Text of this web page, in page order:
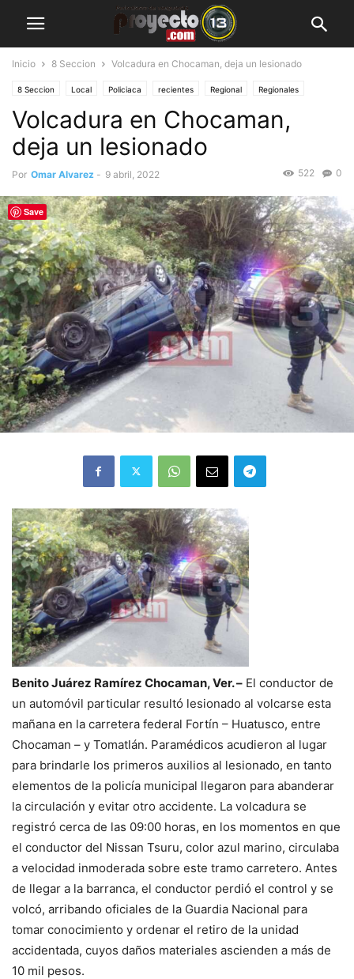
Inicio 8 Seccion Volcadura en Chocaman, deja un lesionado
8 Seccion Local Policiaca recientes Regional Regionales
Volcadura en Chocaman,
deja un lesionado
Por Omar Alvarez - 9 abril, 2022 0
522
Benito Juárez Ramírez Chocaman, Ver. – El conductor de
un automóvil particular resultó lesionado al volcarse esta
mañana en la carretera federal Fortín – Huatusco, entre
Chocaman – y Tomatlán. Paramédicos acudieron al lugar
para brindarle los primeros auxilios al lesionado, en tanto
elementos de la policía municipal llegaron para abanderar
la circulación y evitar otro accidente. La volcadura se
registró cerca de las 09:00 horas, en los momentos en que
el conductor del Nissan Tsuru, color azul marino, circulaba
a velocidad inmoderada sobre este tramo carretero. Antes
de llegar a la barranca, el conductor perdió el control y se
volcó, arribando oficiales de la Guardia Nacional para
tomar conocimiento y ordenar el retiro de la unidad
accidentada, cuyos daños materiales ascienden a más de
10 mil pesos.
Save